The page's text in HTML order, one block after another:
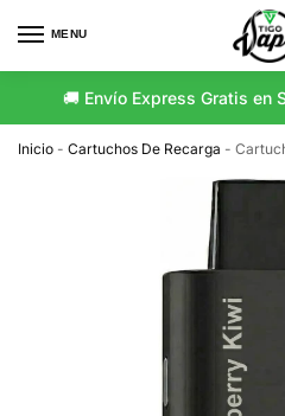
MENU
🚚 Envío Express Gratis en
🚛 Envío Gratis a
Inicio - Cartuchos De Recarga -